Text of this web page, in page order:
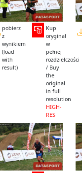
pobierz
z
wynikiem
(load
with
result)
Kup
oryginał
w
pełnej
rozdzielczości
/ Buy
the
original
in full
resolution
HIGH-
RES